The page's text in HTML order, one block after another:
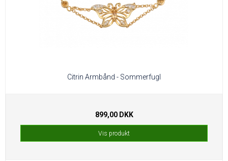
Citrin Armbånd - Sommerfugl
899,00 DKK
Vis produkt